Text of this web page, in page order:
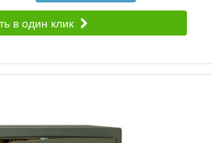
в один клик